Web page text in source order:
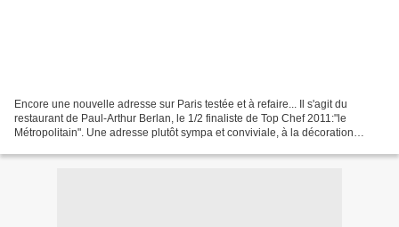
Encore une nouvelle adresse sur Paris testée et à refaire... Il s'agit du
restaurant de Paul-Arthur Berlan, le 1/2 finaliste de Top Chef 2011:"le
Métropolitain". Une adresse plutôt sympa et conviviale, à la décoration